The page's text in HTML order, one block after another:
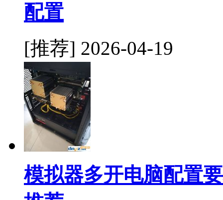
配置
[推荐] 2026-04-19
模拟器多开电脑配置